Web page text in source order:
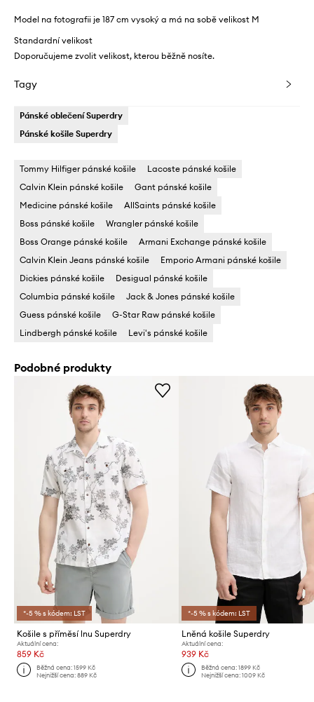
Model na fotografii je 187 cm vysoký a má na sobě velikost M
Standardní velikost
Doporučujeme zvolit velikost, kterou běžně nosíte.
Tagy
Pánské oblečení Superdry
Pánské košile Superdry
Tommy Hilfiger pánské košile
Lacoste pánské košile
Calvin Klein pánské košile
Gant pánské košile
Medicine pánské košile
AllSaints pánské košile
Boss pánské košile
Wrangler pánské košile
Boss Orange pánské košile
Armani Exchange pánské košile
Calvin Klein Jeans pánské košile
Emporio Armani pánské košile
Dickies pánské košile
Desigual pánské košile
Columbia pánské košile
Jack & Jones pánské košile
Guess pánské košile
G-Star Raw pánské košile
Lindbergh pánské košile
Levi's pánské košile
Podobné produkty
*-5 % s kódem: LST
Košile s příměsí lnu Superdry
Aktuální cena:
859 Kč
Běžná cena:1599 Kč
Nejnižší cena:889 Kč
*-5 % s kódem: LST
Lněná košile Superdry
Aktuální cena:
939 Kč
Běžná cena: 1899 Kč
Nejnižší cena: 1009 Kč